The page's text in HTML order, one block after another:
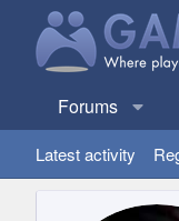
Forums
Latest activity